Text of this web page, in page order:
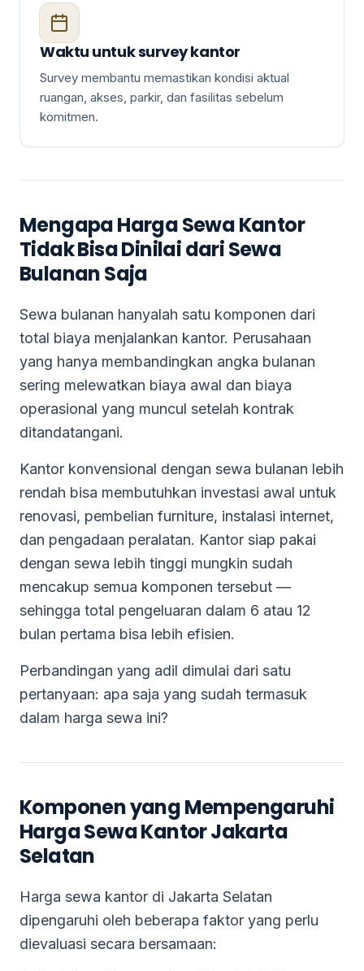
Waktu untuk survey kantor
Survey membantu memastikan kondisi aktual
ruangan, akses, parkir, dan fasilitas sebelum
komitmen.
Mengapa Harga Sewa Kantor
Tidak Bisa Dinilai dari Sewa
Bulanan Saja
Sewa bulanan hanyalah satu komponen dari
total biaya menjalankan kantor. Perusahaan
yang hanya membandingkan angka bulanan
sering melewatkan biaya awal dan biaya
operasional yang muncul setelah kontrak
ditandatangani.
Kantor konvensional dengan sewa bulanan lebih
rendah bisa membutuhkan investasi awal untuk
renovasi, pembelian furniture, instalasi internet,
dan pengadaan peralatan. Kantor siap pakai
dengan sewa lebih tinggi mungkin sudah
mencakup semua komponen tersebut —
sehingga total pengeluaran dalam 6 atau 12
bulan pertama bisa lebih efisien.
Perbandingan yang adil dimulai dari satu
pertanyaan: apa saja yang sudah termasuk
dalam harga sewa ini?
Komponen yang Mempengaruhi
Harga Sewa Kantor Jakarta
Selatan
Harga sewa kantor di Jakarta Selatan
dipengaruhi oleh beberapa faktor yang perlu
dievaluasi secara bersamaan: